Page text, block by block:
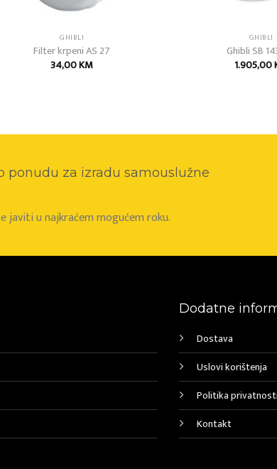
GHIBLI
Filter krpeni AS 27
34,00KM
GHIBLI
Ghibli SB
1.905,00
ponudu za izradu samouslužne
javiti u najkraćem mogućem roku.
Dodatne
Dostava
Uslovi korištenja
Politika privatnosti
Kontakt